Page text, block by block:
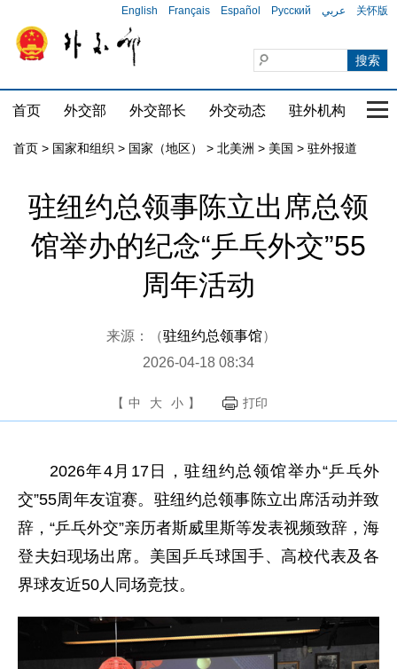
English Français Español Русский عربي 关怀版
首页 外交部 外交部长 外交动态 驻外机构 国
首页 > 国家和组织 > 国家（地区） > 北美洲 > 美国 > 驻外报道
驻纽约总领事陈立出席总领
馆举办的纪念“乒乓外交”55
周年活动
来源：（驻纽约总领事馆）
2026-04-18 08:34
【 中 大 小 】 打印
2026年4月17日，驻纽约总领馆举办“乒乓外
交”55周年友谊赛。驻纽约总领事陈立出席活动并致
辞，“乒乓外交”亲历者斯威里斯等发表视频致辞，海
登夫妇现场出席。美国乒乓球国手、高校代表及各
界球友近50人同场竞技。